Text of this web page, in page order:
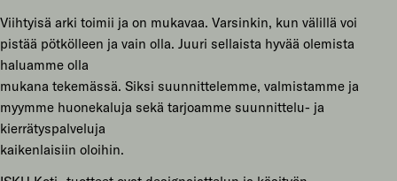
Viihtyisä arki toimii ja on mukavaa. Varsinkin, kun välillä voi
pistää pötkölleen ja vain olla. Juuri sellaista hyvää olemista
haluamme olla
mukana tekemässä. Siksi suunnittelemme, valmistamme ja
myymme huonekaluja sekä tarjoamme suunnittelu- ja
kierrätyspalveluja
kaikenlaisiin oloihin.